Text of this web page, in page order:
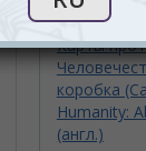
Карты
коробка
Humanity:
(англ.)